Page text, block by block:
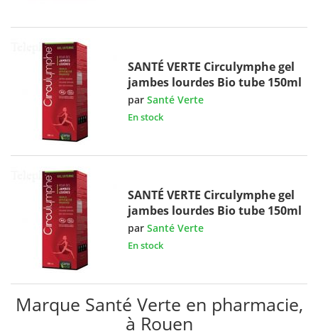
SANTÉ VERTE Circulymphe gel
jambes lourdes Bio tube 150ml
parSanté Verte
En stock
SANTÉ VERTE Circulymphe gel
jambes lourdes Bio tube 150ml
parSanté Verte
En stock
Marque Santé Verte en pharmacie,
à Rouen